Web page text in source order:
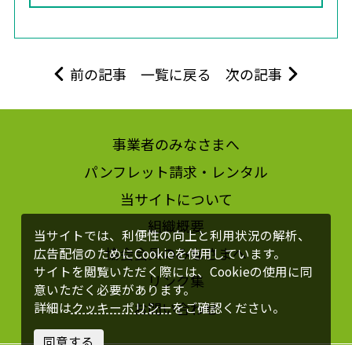
前の記事 一覧に戻る 次の記事
事業者のみなさまへ
パンフレット請求・レンタル
当サイトについて
組織概要
協会会員のみなさまへ
リンク集
お問い合わせ
当サイトでは、利便性の向上と利用状況の解析、
広告配信のためにCookieを使用しています。
サイトを閲覧いただく際には、Cookieの使用に同
意いただく必要があります。
詳細はクッキーポリシーをご確認ください。
同意する